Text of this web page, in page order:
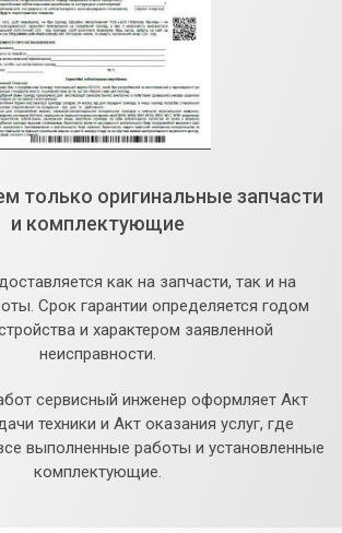
только оригинальные запчасти
и комплектующие
как на запчасти, так и на
Срок гарантии определяется годом
и характером заявленной
неисправности.
сервисный инженер оформляет Акт
техники и Акт оказания услуг, где
выполненные работы и установленные
комплектующие.